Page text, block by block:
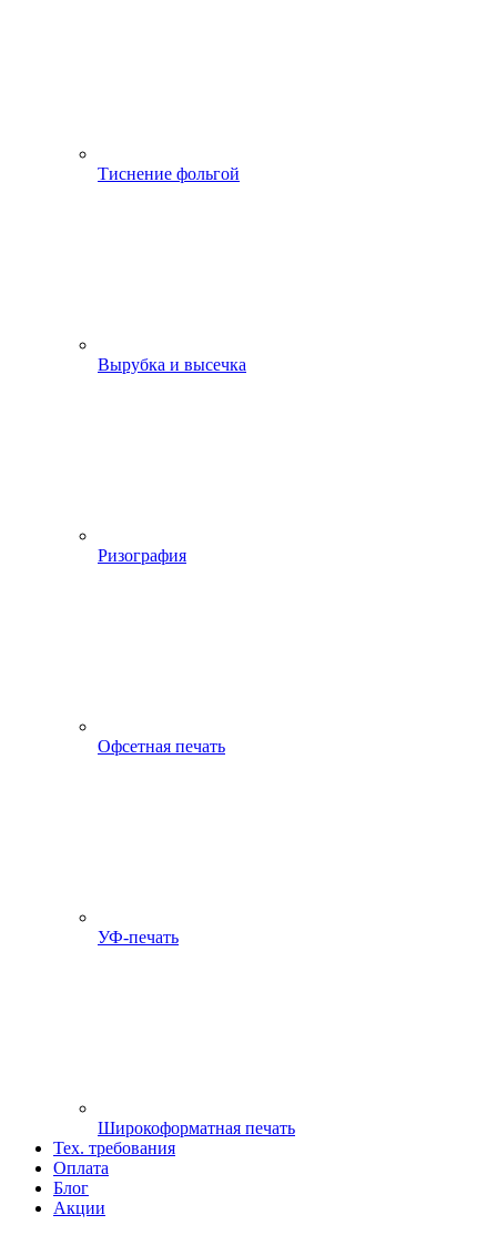
Тиснение фольгой
Вырубка и высечка
Ризография
Офсетная печать
УФ-печать
Широкоформатная печать
Тех. требования
Оплата
Блог
Акции